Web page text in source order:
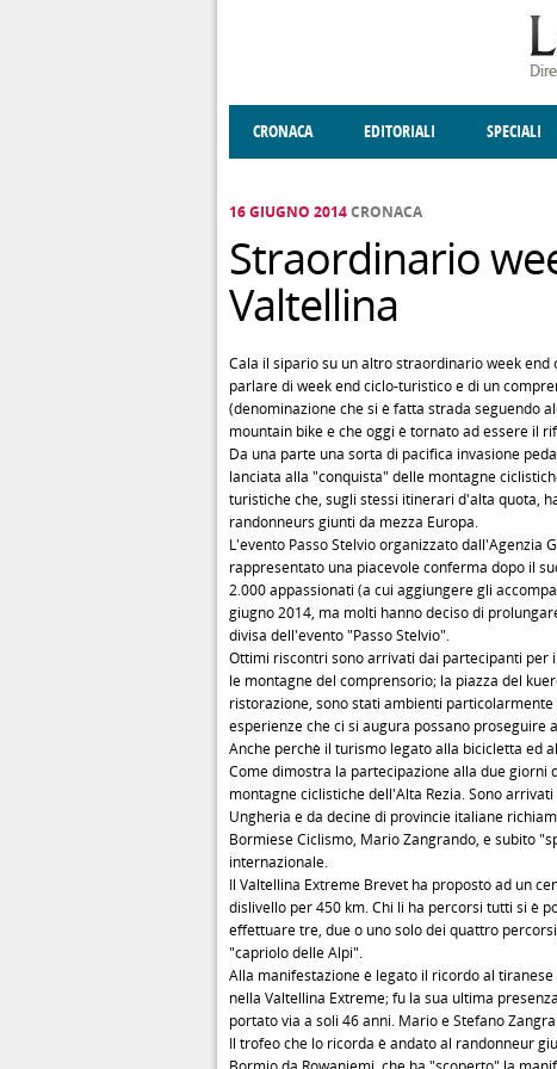
CRONACA EDITORIALI SPECIALI
16 GIUGNO 2014CRONACA
Straordinario
Valtellina
Cala il sipario su un altro straordinario week
parlare di week end ciclo-turistico e di un
(denominazione che si è fatta strada seguendo
mountain bike e che oggi è tornato ad essere il
Da una parte una sorta di pacifica invasione
lanciata alla "conquista" delle montagne
turistiche che, sugli stessi itinerari d'alta quota,
randonneurs giunti da mezza Europa.
L'evento Passo Stelvio organizzato dall'Agenzia
rappresentato una piacevole conferma dopo il
2.000 appassionati (a cui aggiungere gli
giugno 2014, ma molti hanno deciso di
divisa dell'evento "Passo Stelvio".
Ottimi riscontri sono arrivati dai partecipanti per
le montagne del comprensorio; la piazza del
ristorazione, sono stati ambienti
esperienze che ci si augura possano proseguire
Anche perchè il turismo legato alla bicicletta ed
Come dimostra la partecipazione alla due
montagne ciclistiche dell'Alta Rezia. Sono
Ungheria e da decine di provincie italiane
Bormiese Ciclismo, Mario Zangrando, e subito
internazionale.
Il Valtellina Extreme Brevet ha proposto ad un
dislivello per 450 km. Chi li ha percorsi tutti si è
effettuare tre, due o uno solo dei quattro
"capriolo delle Alpi".
Alla manifestazione è legato il ricordo al
nella Valtellina Extreme; fu la sua ultima
portato via a soli 46 anni. Mario e Stefano
Il trofeo che lo ricorda è andato al randonneur